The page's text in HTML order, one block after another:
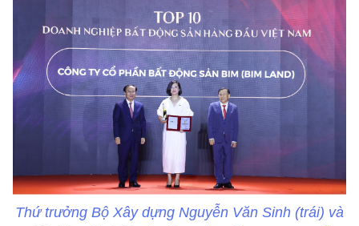
Thứ trưởng Bộ Xây dựng Nguyễn Văn Sinh (trái) và